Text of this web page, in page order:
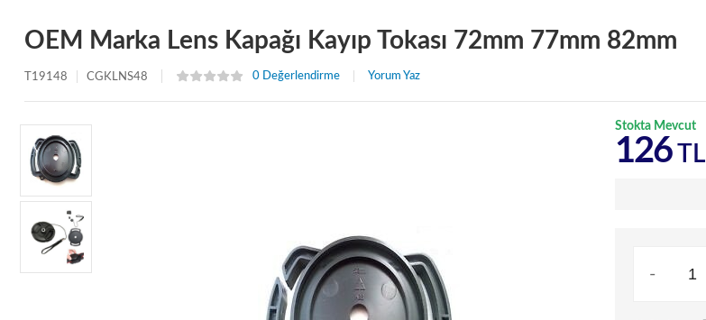
OEM Marka Lens Kapağı Kayıp Tokası 72mm 77mm 82mm
T19148 CGKLNS48 0 Değerlendirme Yorum Yaz
Stokta Mevcut
126TL
-